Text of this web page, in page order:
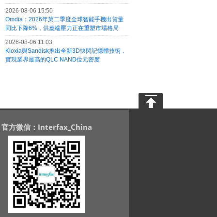
2026-08-06 15:50
Omdia：2026年第二季度全球智能手機出貨量
同比下降6%，供應端壓力正在重塑市場格局
2026-08-06 11:03
Kioxia與Sandisk推出全新3D快閃記憶體技術，
實現業界最高的QLC NAND位元密度
官方微信：Interfax_China